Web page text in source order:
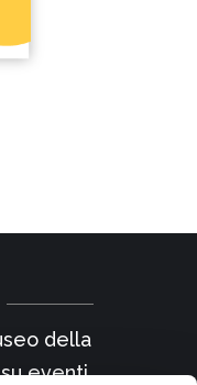
della
eventi,